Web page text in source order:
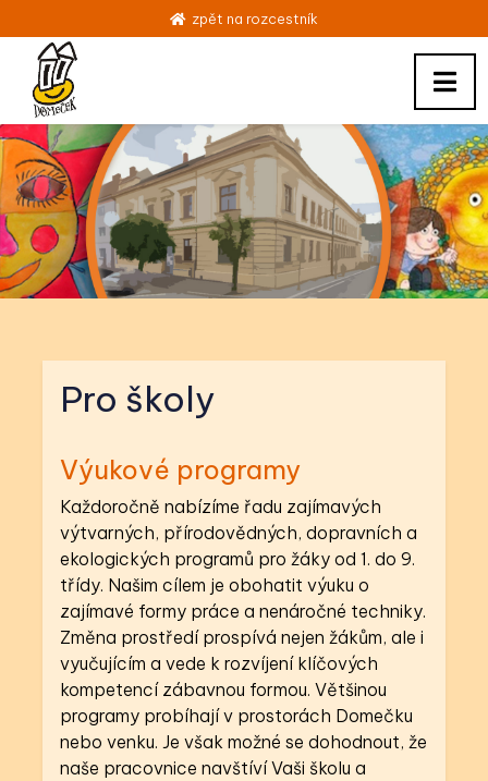
zpět na rozcestník
Pro školy
Výukové programy
Každoročně nabízíme řadu zajímavých
výtvarných, přírodovědných, dopravních a
ekologických programů pro žáky od 1. do 9.
třídy. Našim cílem je obohatit výuku o
zajímavé formy práce a nenáročné techniky.
Změna prostředí prospívá nejen žákům, ale i
vyučujícím a vede k rozvíjení klíčových
kompetencí zábavnou formou. Většinou
programy probíhají v prostorách Domečku
nebo venku. Je však možné se dohodnout, že
naše pracovnice navštíví Vaši školu a